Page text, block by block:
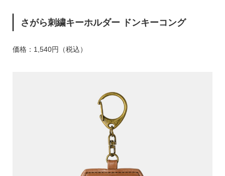
さがら刺繍キーホルダー ドンキーコング
価格：1,540円（税込）